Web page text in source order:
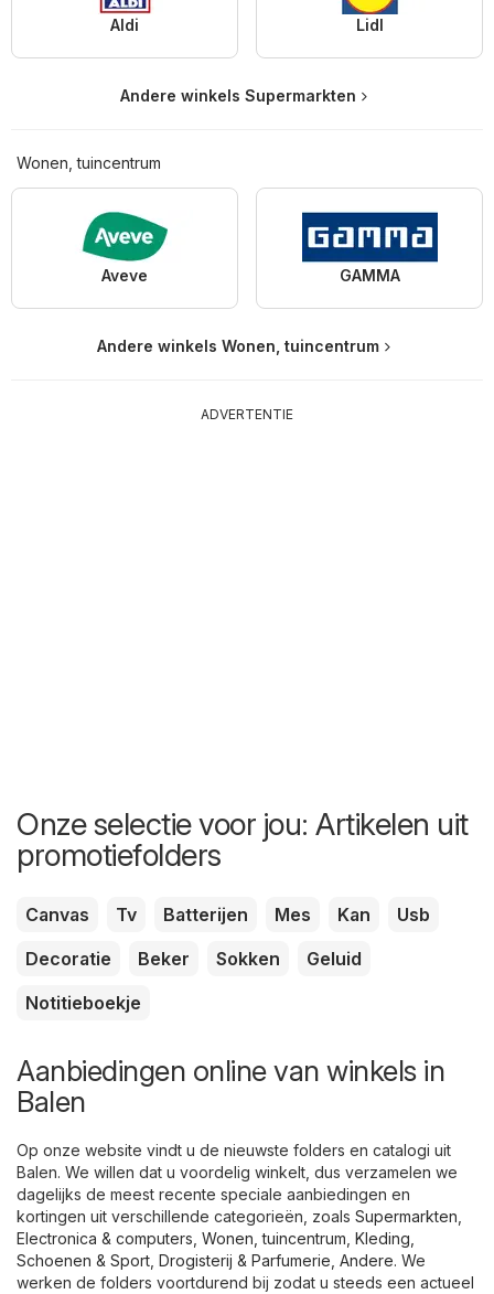
Aldi Lidl
Andere winkels Supermarkten
Wonen, tuincentrum
Aveve GAMMA
Andere winkels Wonen, tuincentrum
ADVERTENTIE
Onze selectie voor jou: Artikelen uit
promotiefolders
Canvas Tv Batterijen Mes Kan
Usb
Decoratie
Beker Sokken
Geluid
Notitieboekje
Aanbiedingen online van winkels in
Balen
Op onze website vindt u de nieuwste folders en catalogi uit
Balen. We willen dat u voordelig winkelt, dus verzamelen we
dagelijks de meest recente speciale aanbiedingen en
kortingen uit verschillende categorieën, zoals Supermarkten
Electronica & computers Wonen, tuincentrum Kleding,
Schoenen & Sport Drogisterij & Parfumerie Andere. We
werken de folders voortdurend bij zodat u steeds een actueel